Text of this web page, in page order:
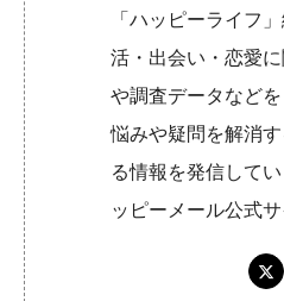
「ハッピーライフ
活・出会い・恋愛
や調査データなど
悩みや疑問を解消
る情報を発信し
ッピーメール公式サ